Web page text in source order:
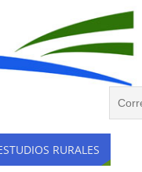
RURALES